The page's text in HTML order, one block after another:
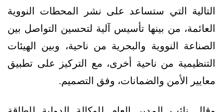
التالية التي ستساعد على نشر المحطات النووية
العائمة، من بينها تأسيس آلية لتحسين التواصل بين
الصناعة النووية والبحرية من ناحية، وبين الهيئات
التنظيمية من ناحية أخرى، مع التركيز على تطبيق
معايير الأمن والضمانات، وفق التصميم.